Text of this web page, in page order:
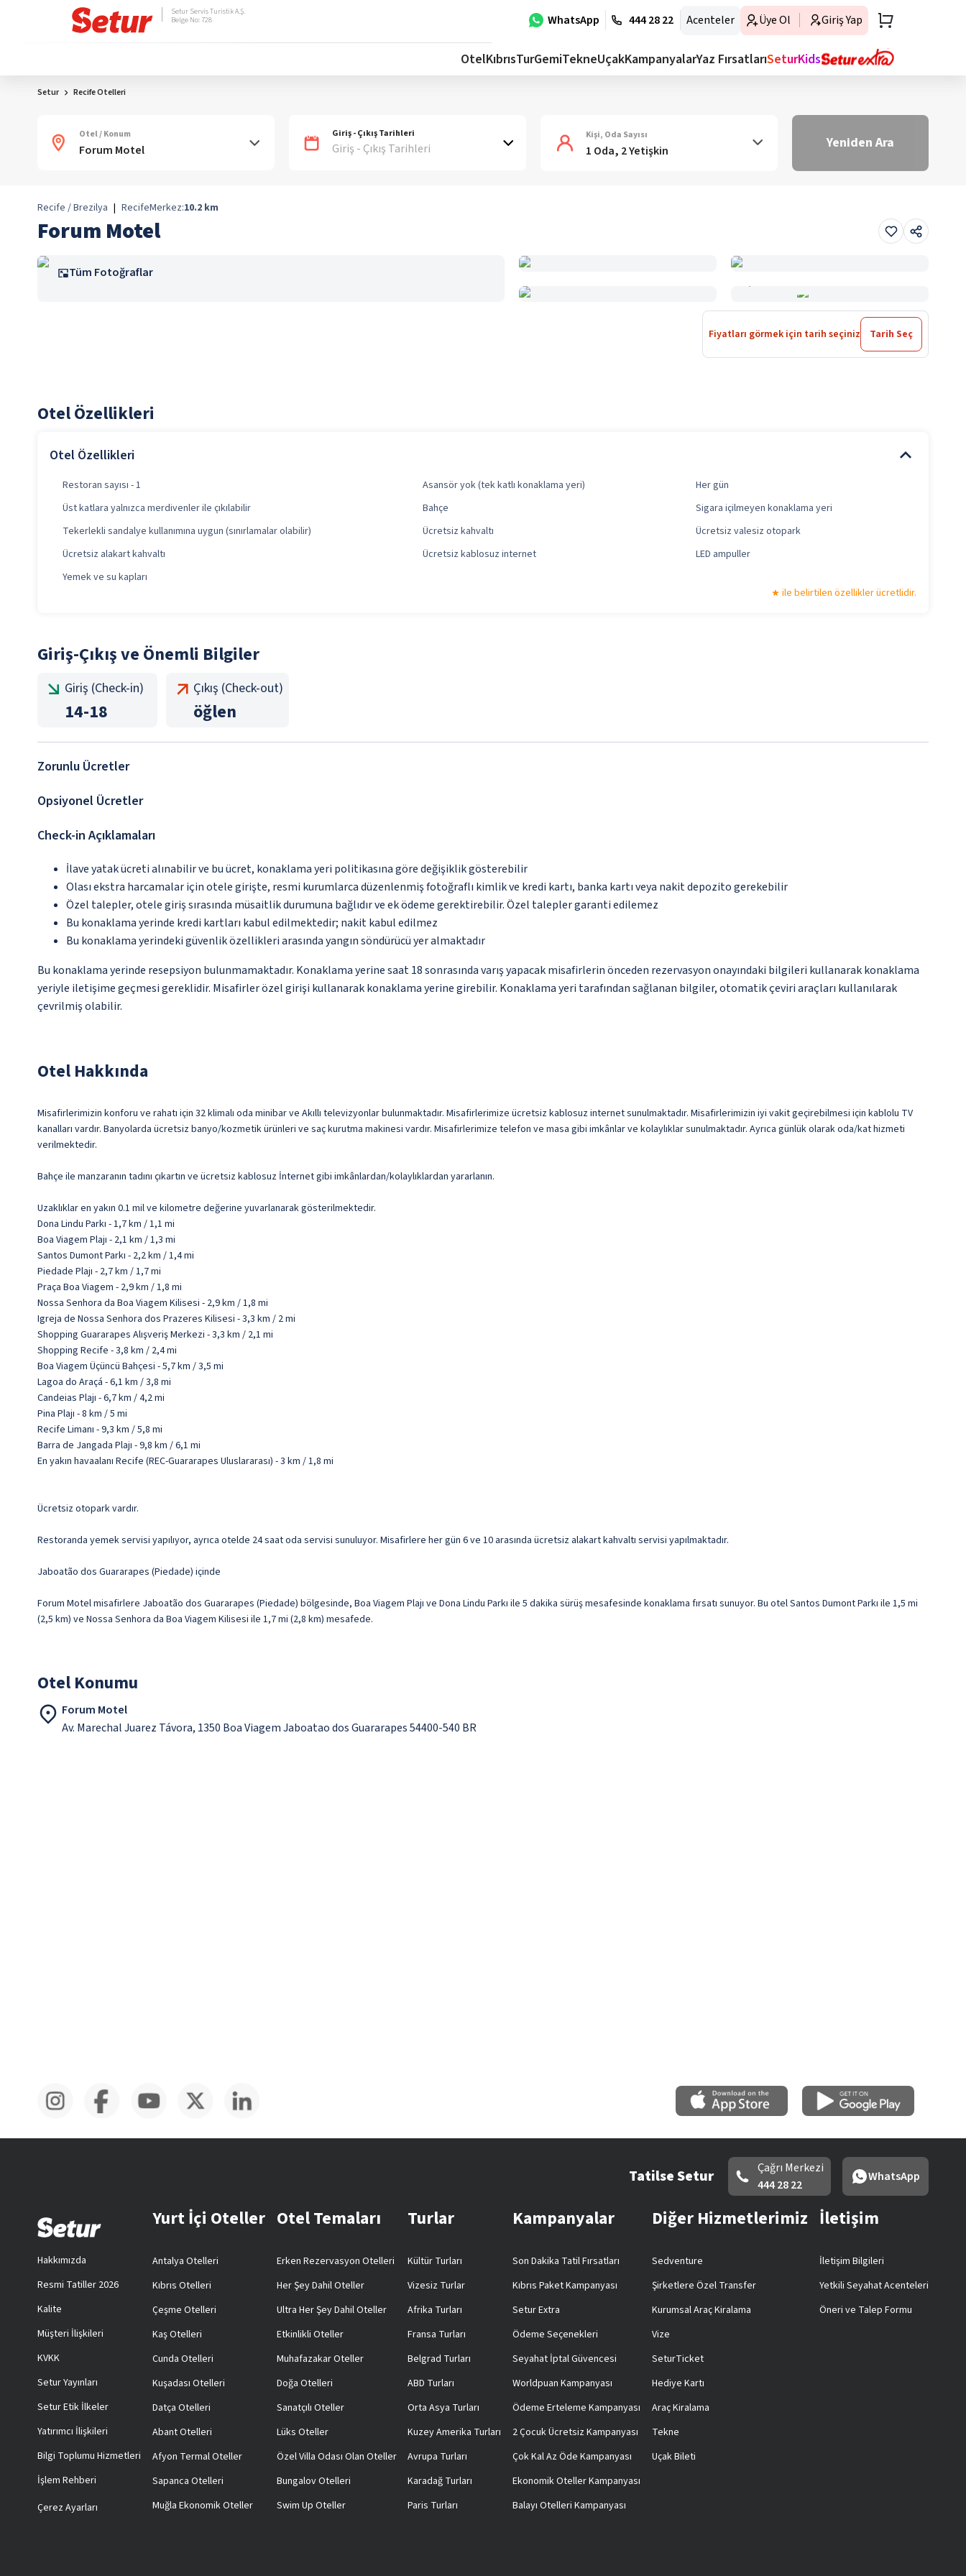
WhatsApp 444 28 22 Acenteler Üye Ol Giriş Yap
Setur Servis Turistik A.Ş.
Belge No: 728
OtelKıbrısTurGemiTekneUçakKampanyalarYaz FırsatlarıSeturKids
Setur Recife Otelleri
Otel / Konum Giriş - Çıkış Tarihleri
Giriş - Çıkış Tarihleri
Kişi, Oda Sayısı
1 Oda, 2 Yetişkin Yeniden Ara
Recife / Brezilya | RecifeMerkez:10.2 km
Forum Motel
Tüm Fotoğraflar
Fiyatları görmek için tarih seçiniz Tarih Seç
Otel Özellikleri
Otel Özellikleri
Restoran sayısı - 1 Asansör yok (tek katlı konaklama yeri)
Her gün
Üst katlara yalnızca merdivenler ile çıkılabilir
Bahçe
Sigara içilmeyen konaklama yeri
Tekerlekli sandalye kullanımına uygun (sınırlamalar olabilir)
Ücretsiz kahvaltı
Ücretsiz valesiz otopark
Ücretsiz alakart kahvaltı
Ücretsiz kablosuz internet
LED ampuller
Yemek ve su kapları
ile belirtilen özellikler ücretlidir.
Giriş-Çıkış ve Önemli Bilgiler
Giriş (Check-in)
14-18
Çıkış (Check-out)
öğlen
Zorunlu Ücretler
Opsiyonel Ücretler
Check-in Açıklamaları
İlave yatak ücreti alınabilir ve bu ücret, konaklama yeri politikasına göre değişiklik gösterebilir
Olası ekstra harcamalar için otele girişte, resmi kurumlarca düzenlenmiş fotoğraflı kimlik ve kredi kartı, banka kartı veya nakit depozito gerekebilir
Özel talepler, otele giriş sırasında müsaitlik durumuna bağlıdır ve ek ödeme gerektirebilir. Özel talepler garanti edilemez
Bu konaklama yerinde kredi kartları kabul edilmektedir; nakit kabul edilmez
Bu konaklama yerindeki güvenlik özellikleri arasında yangın söndürücü yer almaktadır
Bu konaklama yerinde resepsiyon bulunmamaktadır. Konaklama yerine saat 18 sonrasında varış yapacak misafirlerin önceden rezervasyon onayındaki bilgileri kullanarak konaklama
yeriyle iletişime geçmesi gereklidir. Misafirler özel girişi kullanarak konaklama yerine girebilir. Konaklama yeri tarafından sağlanan bilgiler, otomatik çeviri araçları kullanılarak
çevrilmiş olabilir.
Otel Hakkında
Misafirlerimizin konforu ve rahatı için 32 klimalı oda minibar ve Akıllı televizyonlar bulunmaktadır. Misafirlerimize ücretsiz kablosuz internet sunulmaktadır. Misafirlerimizin iyi vakit geçirebilmesi için kablolu TV
kanalları vardır. Banyolarda ücretsiz banyo/kozmetik ürünleri ve saç kurutma makinesi vardır. Misafirlerimize telefon ve masa gibi imkânlar ve kolaylıklar sunulmaktadır. Ayrıca günlük olarak oda/kat hizmeti
verilmektedir.
Bahçe ile manzaranın tadını çıkartın ve ücretsiz kablosuz İnternet gibi imkânlardan/kolaylıklardan yararlanın.
Uzaklıklar en yakın 0.1 mil ve kilometre değerine yuvarlanarak gösterilmektedir.
Dona Lindu Parkı - 1,7 km / 1,1 mi
Boa Viagem Plajı - 2,1 km / 1,3 mi
Santos Dumont Parkı - 2,2 km / 1,4 mi
Piedade Plajı - 2,7 km / 1,7 mi
Praça Boa Viagem - 2,9 km / 1,8 mi
Nossa Senhora da Boa Viagem Kilisesi - 2,9 km / 1,8 mi
Igreja de Nossa Senhora dos Prazeres Kilisesi - 3,3 km / 2 mi
Shopping Guararapes Alışveriş Merkezi - 3,3 km / 2,1 mi
Shopping Recife - 3,8 km / 2,4 mi
Boa Viagem Üçüncü Bahçesi - 5,7 km / 3,5 mi
Lagoa do Araçá - 6,1 km / 3,8 mi
Candeias Plajı - 6,7 km / 4,2 mi
Pina Plajı - 8 km / 5 mi
Recife Limanı - 9,3 km / 5,8 mi
Barra de Jangada Plajı - 9,8 km / 6,1 mi
En yakın havaalanı Recife (REC-Guararapes Uluslararası) - 3 km / 1,8 mi
Ücretsiz otopark vardır.
Restoranda yemek servisi yapılıyor, ayrıca otelde 24 saat oda servisi sunuluyor. Misafirlere her gün 6 ve 10 arasında ücretsiz alakart kahvaltı servisi yapılmaktadır.
Jaboatão dos Guararapes (Piedade) içinde
Forum Motel misafirlere Jaboatão dos Guararapes (Piedade) bölgesinde, Boa Viagem Plajı ve Dona Lindu Parkı ile 5 dakika sürüş mesafesinde konaklama fırsatı sunuyor. Bu otel Santos Dumont Parkı ile 1,5 mi
(2,5 km) ve Nossa Senhora da Boa Viagem Kilisesi ile 1,7 mi (2,8 km) mesafede.
Otel Konumu
Forum Motel
Av. Marechal Juarez Távora, 1350 Boa Viagem Jaboatao dos Guararapes 54400-540 BR
Tatilse Setur
Çağrı Merkezi
444 28 22
WhatsApp
Hakkımızda
Resmi Tatiller 2026
Kalite
Müşteri İlişkileri
KVKK
Setur Yayınları
Setur Etik İlkeler
Yatırımcı İlişkileri
Bilgi Toplumu Hizmetleri
İşlem Rehberi
Çerez Ayarları
Yurt İçi Oteller
Antalya Otelleri
Kıbrıs Otelleri
Çeşme Otelleri
Kaş Otelleri
Cunda Otelleri
Kuşadası Otelleri
Datça Otelleri
Abant Otelleri
Afyon Termal Oteller
Sapanca Otelleri
Muğla Ekonomik Oteller
Otel Temaları
Erken Rezervasyon Otelleri
Her Şey Dahil Oteller
Ultra Her Şey Dahil Oteller
Etkinlikli Oteller
Muhafazakar Oteller
Doğa Otelleri
Sanatçılı Oteller
Lüks Oteller
Özel Villa Odası Olan Oteller
Bungalov Otelleri
Swim Up Oteller
Turlar
Kültür Turları
Vizesiz Turlar
Afrika Turları
Fransa Turları
Belgrad Turları
ABD Turları
Orta Asya Turları
Kuzey Amerika Turları
Avrupa Turları
Karadağ Turları
Paris Turları
Kampanyalar
Son Dakika Tatil Fırsatları
Kıbrıs Paket Kampanyası
Setur Extra
Ödeme Seçenekleri
Seyahat İptal Güvencesi
Worldpuan Kampanyası
Ödeme Erteleme Kampanyası
2 Çocuk Ücretsiz Kampanyası
Çok Kal Az Öde Kampanyası
Ekonomik Oteller Kampanyası
Balayı Otelleri Kampanyası
Diğer Hizmetlerimiz
Sedventure
Şirketlere Özel Transfer
Kurumsal Araç Kiralama
Vize
SeturTicket
Hediye Kartı
Araç Kiralama
Tekne
Uçak Bileti
İletişim
İletişim Bilgileri
Yetkili Seyahat Acenteleri
Öneri ve Talep Formu